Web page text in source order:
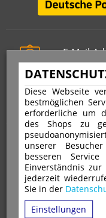
Diese Webseite
bestmöglichen
erforderliche um
des Shops zu
unserer
besseren
Einverständnis
jederzeit
Sie in der
Einstellungen
E-Mail-
Telefon
0221 677
VERTRAG
VERSAND &